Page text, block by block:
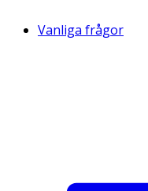
Vanliga frågor